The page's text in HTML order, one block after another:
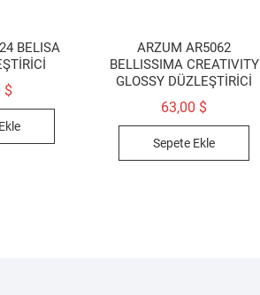
BELISA
$
ARZUM AR5062
BELLISSIMA CREATIVITY
GLOSSY DÜZLEŞTİRİCİ
63,00 $
Sepete Ekle